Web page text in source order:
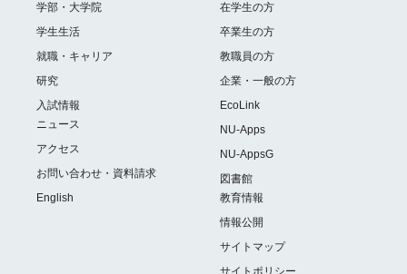
学部・大学院
学生生活
就職・キャリア
研究
入試情報
ニュース
アクセス
お問い合わせ・資料請求
English
在学生の方
卒業生の方
教職員の方
企業・一般の方
EcoLink
NU-Apps
NU-AppsG
図書館
教育情報
情報公開
サイトマップ